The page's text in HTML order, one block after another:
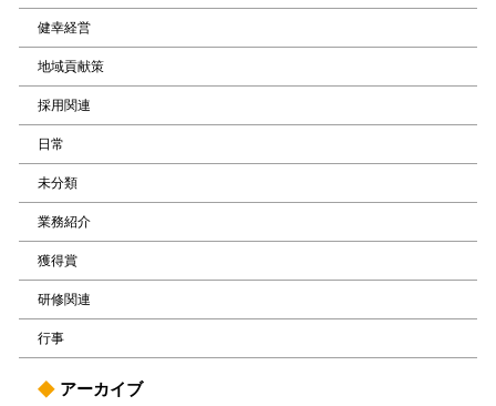
健幸経営
地域貢献策
採用関連
日常
未分類
業務紹介
獲得賞
研修関連
行事
アーカイブ